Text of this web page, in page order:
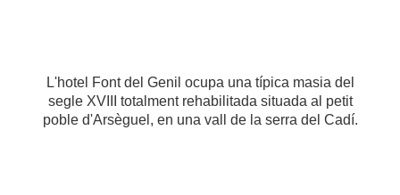
L'hotel Font del Genil ocupa una típica masia del
segle XVIII totalment rehabilitada situada al petit
poble d'Arsèguel, en una vall de la serra del Cadí.